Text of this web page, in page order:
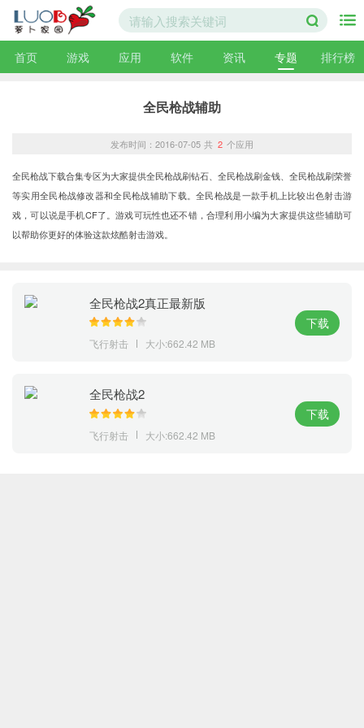
首页 游戏 应用 软件 资讯 专题 排行榜
全民枪战辅助
发布时间：2016-07-05 共 2 个应用
全民枪战下载合集专区为大家提供全民枪战刷钻石、全民枪战刷金钱、全民枪战刷荣誉
等实用全民枪战修改器和全民枪战辅助下载。全民枪战是一款手机上比较出色射击游
戏，可以说是手机CF了。游戏可玩性也还不错，合理利用小编为大家提供这些辅助可
以帮助你更好的体验这款炫酷射击游戏。
全民枪战2真正最新版
飞行射击 大小:662.42 MB
下载
全民枪战2
飞行射击 大小:662.42 MB
下载